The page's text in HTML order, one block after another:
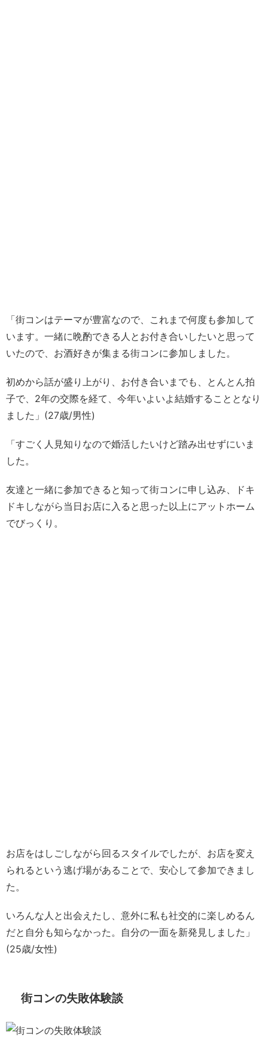
「街コンはテーマが豊富なので、これまで何度も参加して
います。一緒に晩酌できる人とお付き合いしたいと思って
いたので、お酒好きが集まる街コンに参加しました。
初めから話が盛り上がり、お付き合いまでも、とんとん拍
子で、2年の交際を経て、今年いよいよ結婚することとなり
ました」(27歳/男性)
「すごく人見知りなので婚活したいけど踏み出せずにいま
した。
友達と一緒に参加できると知って街コンに申し込み、ドキ
ドキしながら当日お店に入ると思った以上にアットホーム
でびっくり。
お店をはしごしながら回るスタイルでしたが、お店を変え
られるという逃げ場があることで、安心して参加できまし
た。
いろんな人と出会えたし、意外に私も社交的に楽しめるん
だと自分も知らなかった。自分の一面を新発見しました」
(25歳/女性)
街コンの失敗体験談